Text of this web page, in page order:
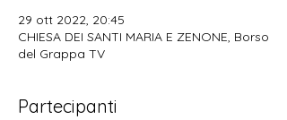
29 ott 2022, 20:45
CHIESA DEI SANTI MARIA E ZENONE, Borso
del Grappa TV
Partecipanti